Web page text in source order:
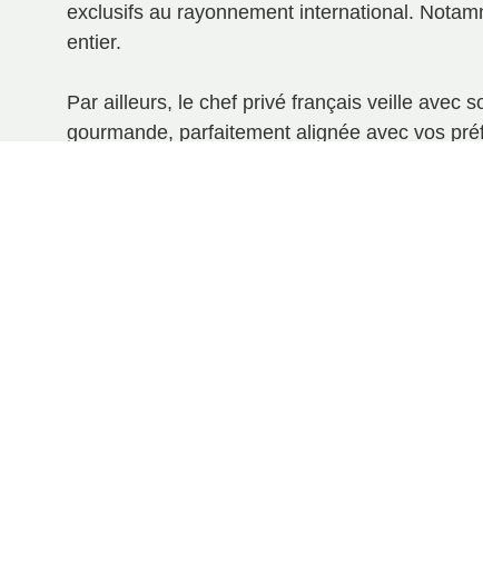
exclusifs au rayonnement international.
entier.
Par ailleurs, le chef privé français veille avec
gourmande, parfaitement alignée avec vos